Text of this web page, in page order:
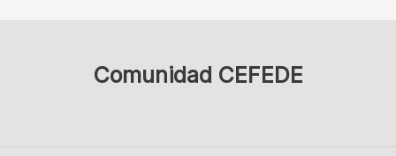
Comunidad CEFEDE